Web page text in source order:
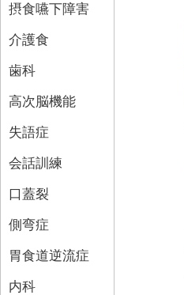
摂食嚥下障害
介護食
歯科
高次脳機能
失語症
会話訓練
口蓋裂
側弯症
胃食道逆流症
内科